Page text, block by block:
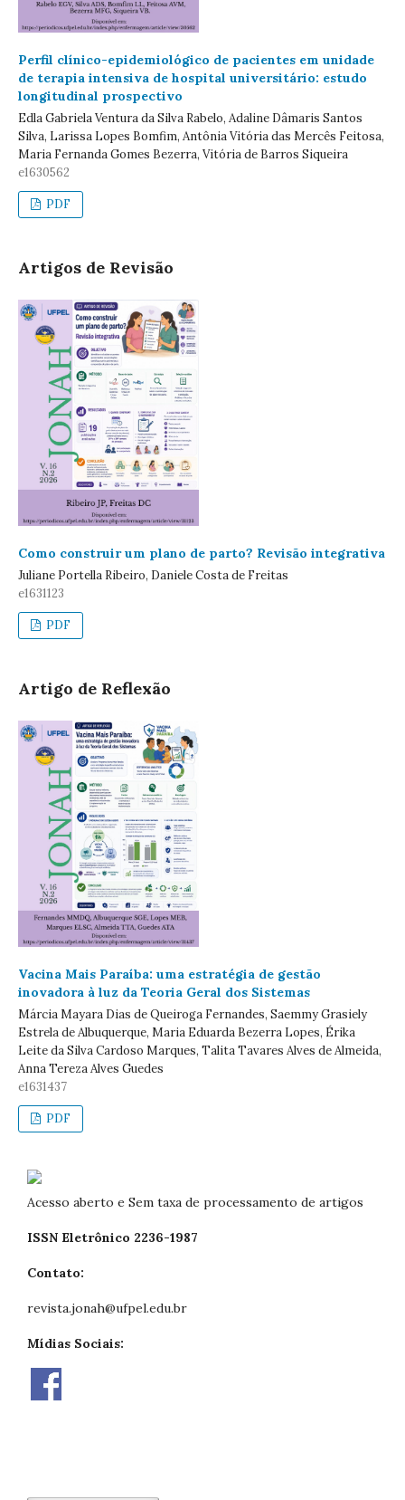
Perfil clínico-epidemiológico de pacientes em unidade
de terapia intensiva de hospital universitário: estudo
longitudinal prospectivo
Edla Gabriela Ventura da Silva Rabelo, Adaline Dâmaris Santos
Silva, Larissa Lopes Bomfim, Antônia Vitória das Mercês Feitosa,
Maria Fernanda Gomes Bezerra, Vitória de Barros Siqueira
e1630562
PDF
Artigos de Revisão
Como construir um plano de parto? Revisão integrativa
Juliane Portella Ribeiro, Daniele Costa de Freitas
e1631123
PDF
Artigo de Reflexão
Vacina Mais Paraíba: uma estratégia de gestão
inovadora à luz da Teoria Geral dos Sistemas
Márcia Mayara Dias de Queiroga Fernandes, Saemmy Grasiely
Estrela de Albuquerque, Maria Eduarda Bezerra Lopes, Érika
Leite da Silva Cardoso Marques, Talita Tavares Alves de Almeida,
Anna Tereza Alves Guedes
e1631437
PDF
Acesso aberto e Sem taxa de processamento de artigos
ISSN Eletrônico 2236-1987
Contato:
revista.jonah@ufpel.edu.br
Mídias Sociais: